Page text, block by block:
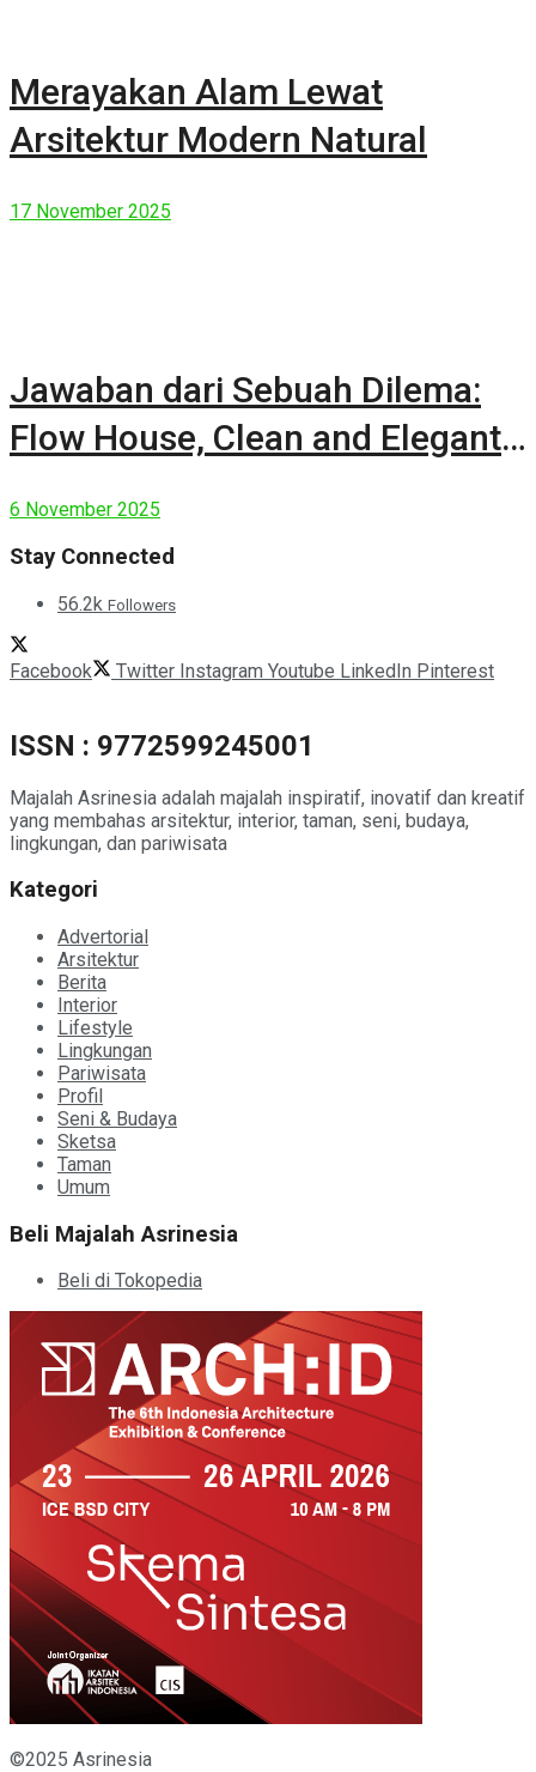
Merayakan Alam Lewat
Arsitektur Modern Natural
17 November 2025
Jawaban dari Sebuah Dilema:
Flow House, Clean and Elegant
6 November 2025
Stay Connected
56.2k Followers
Facebook Twitter Instagram Youtube LinkedIn Pinterest
ISSN : 9772599245001
Majalah Asrinesia adalah majalah inspiratif, inovatif dan kreatif
yang membahas arsitektur, interior, taman, seni, budaya,
lingkungan, dan pariwisata
Kategori
Advertorial
Arsitektur
Berita
Interior
Lifestyle
Lingkungan
Pariwisata
Profil
Seni & Budaya
Sketsa
Taman
Umum
Beli Majalah Asrinesia
Beli di Tokopedia
©2025 Asrinesia